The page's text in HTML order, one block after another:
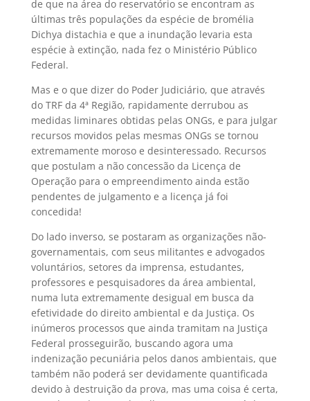
de que na área do reservatório se encontram as
últimas três populações da espécie de bromélia
Dichya distachia e que a inundação levaria esta
espécie à extinção, nada fez o Ministério Público
Federal.
Mas e o que dizer do Poder Judiciário, que através
do TRF da 4ª Região, rapidamente derrubou as
medidas liminares obtidas pelas ONGs, e para julgar
recursos movidos pelas mesmas ONGs se tornou
extremamente moroso e desinteressado. Recursos
que postulam a não concessão da Licença de
Operação para o empreendimento ainda estão
pendentes de julgamento e a licença já foi
concedida!
Do lado inverso, se postaram as organizações não-
governamentais, com seus militantes e advogados
voluntários, setores da imprensa, estudantes,
professores e pesquisadores da área ambiental,
numa luta extremamente desigual em busca da
efetividade do direito ambiental e da Justiça. Os
inúmeros processos que ainda tramitam na Justiça
Federal prosseguirão, buscando agora uma
indenização pecuniária pelos danos ambientais, que
também não poderá ser devidamente quantificada
devido à destruição da prova, mas uma coisa é certa,